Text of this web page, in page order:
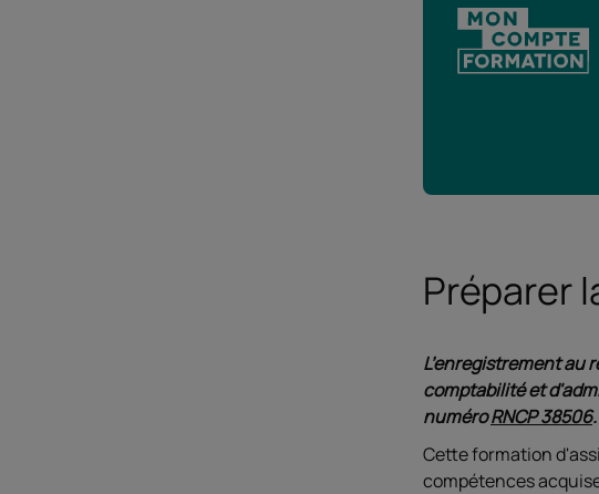
Préparer
L’enregistrement
comptabilité et
numéroRNCP 38506.
Cette formation
compétences